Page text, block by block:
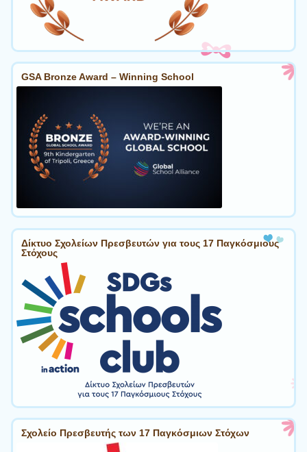
GSA Bronze Award – Winning School
Δίκτυο Σχολείων Πρεσβευτών για τους 17 Παγκόσμιους
Στόχους
Σχολείο Πρεσβευτής των 17 Παγκόσμιων Στόχων